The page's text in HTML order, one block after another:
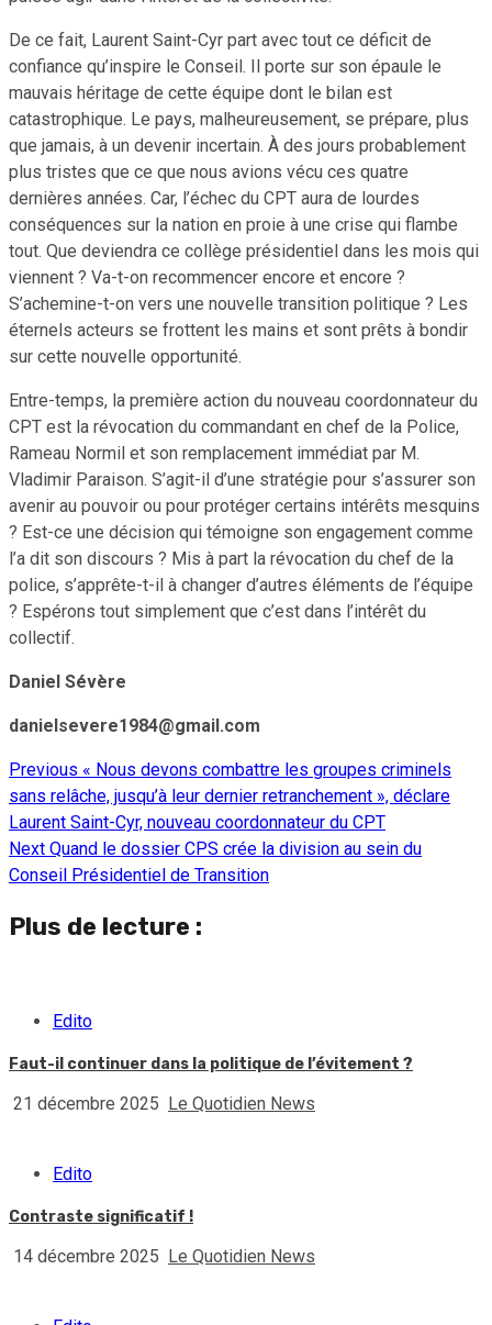
De ce fait, Laurent Saint-Cyr part avec tout ce déficit de
confiance qu’inspire le Conseil. Il porte sur son épaule le
mauvais héritage de cette équipe dont le bilan est
catastrophique. Le pays, malheureusement, se prépare, plus
que jamais, à un devenir incertain. À des jours probablement
plus tristes que ce que nous avions vécu ces quatre
dernières années. Car, l’échec du CPT aura de lourdes
conséquences sur la nation en proie à une crise qui flambe
tout. Que deviendra ce collège présidentiel dans les mois qui
viennent ? Va-t-on recommencer encore et encore ?
S’achemine-t-on vers une nouvelle transition politique ? Les
éternels acteurs se frottent les mains et sont prêts à bondir
sur cette nouvelle opportunité.
Entre-temps, la première action du nouveau coordonnateur du
CPT est la révocation du commandant en chef de la Police,
Rameau Normil et son remplacement immédiat par M.
Vladimir Paraison. S’agit-il d’une stratégie pour s’assurer son
avenir au pouvoir ou pour protéger certains intérêts mesquins
? Est-ce une décision qui témoigne son engagement comme
l’a dit son discours ? Mis à part la révocation du chef de la
police, s’apprête-t-il à changer d’autres éléments de l’équipe
? Espérons tout simplement que c’est dans l’intérêt du
collectif.
Daniel Sévère
danielsevere1984@gmail.com
Continue
Reading
Previous « Nous devons combattre les groupes criminels
sans relâche, jusqu’à leur dernier retranchement », déclare
Laurent Saint-Cyr, nouveau coordonnateur du CPT
Next Quand le dossier CPS crée la division au sein du
Conseil Présidentiel de Transition
Plus de lecture :
Edito
Faut-il continuer dans la politique de l’évitement ?
21 décembre 2025 Le Quotidien News
Edito
Contraste significatif !
14 décembre 2025 Le Quotidien News